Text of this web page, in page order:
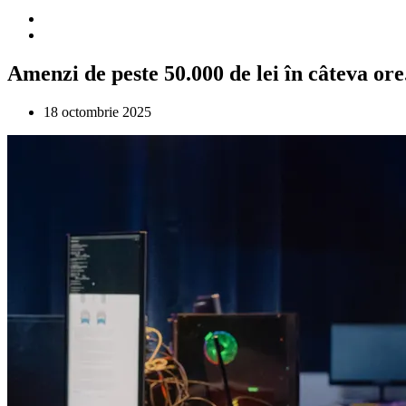
Amenzi de peste 50.000 de lei în câteva
18 octombrie 2025